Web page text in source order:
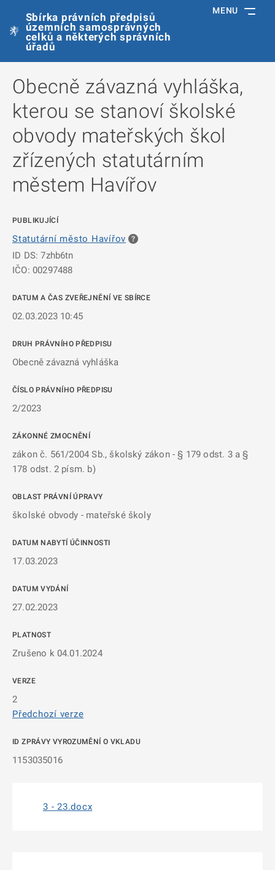
Sbírka právních předpisů
územních samosprávných
celků a některých správních
úřadů
MENU
Obecně závazná vyhláška,
kterou se stanoví školské
obvody mateřských škol
zřízených statutárním
městem Havířov
PUBLIKUJÍCÍ
Statutární město Havířov
ID DS: 7zhb6tn
IČO: 00297488
DATUM A ČAS ZVEŘEJNĚNÍ VE SBÍRCE
02.03.2023 10:45
DRUH PRÁVNÍHO PŘEDPISU
Obecně závazná vyhláška
ČÍSLO PRÁVNÍHO PŘEDPISU
2/2023
ZÁKONNÉ ZMOCNĚNÍ
zákon č. 561/2004 Sb., školský zákon - § 179 odst. 3 a §
178 odst. 2 písm. b)
OBLAST PRÁVNÍ ÚPRAVY
školské obvody - mateřské školy
DATUM NABYTÍ ÚČINNOSTI
17.03.2023
DATUM VYDÁNÍ
27.02.2023
PLATNOST
Zrušeno k 04.01.2024
VERZE
2
Předchozí verze
ID ZPRÁVY VYROZUMĚNÍ O VKLADU
1153035016
3 - 23.docx